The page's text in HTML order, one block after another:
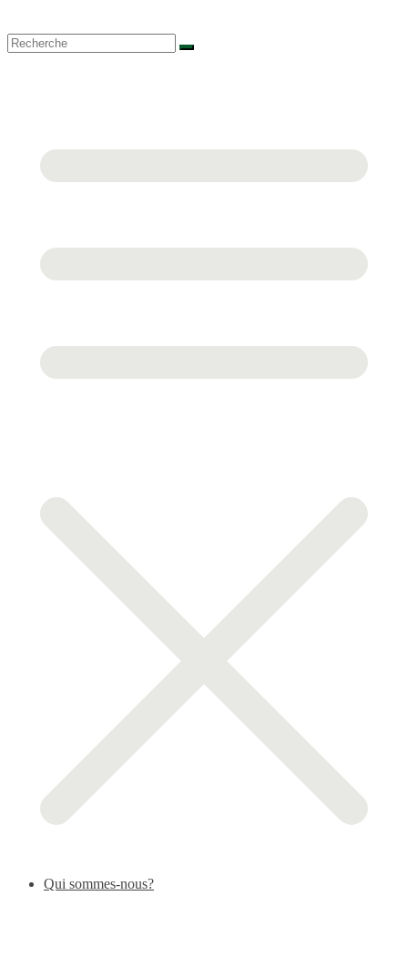
Qui sommes-nous?